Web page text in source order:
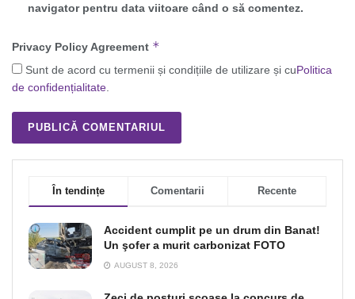
navigator pentru data viitoare când o să comentez.
Privacy Policy Agreement *
Sunt de acord cu termenii și condițiile de utilizare și cuPolitica
de confidențialitate.
În tendințe Comentarii Recente
Accident cumplit pe un drum din Banat!
Un şofer a murit carbonizat FOTO
AUGUST 8, 2026